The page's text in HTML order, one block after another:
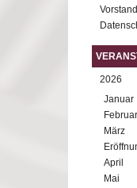
Vorstand
2026
Januar
Februar
März
April
Mai